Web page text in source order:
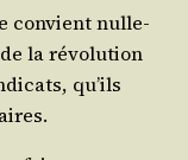
convient nul­le­
la révo­lu­tion
qu’ils